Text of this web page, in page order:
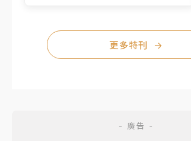
更多特刊 →